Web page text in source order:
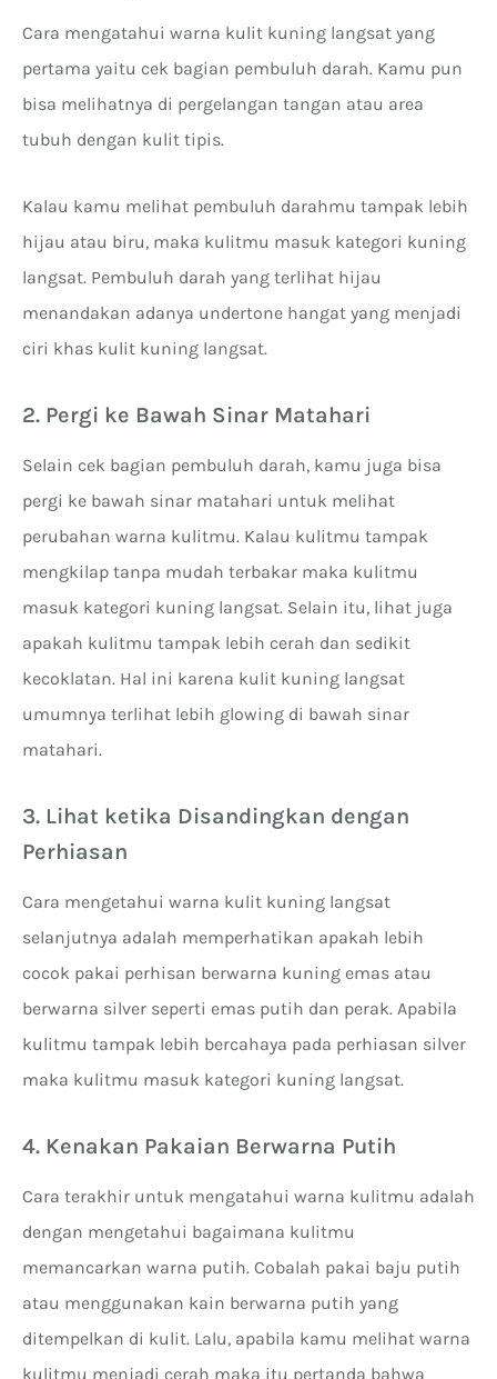
Cara mengatahui warna kulit kuning langsat yang
pertama yaitu cek bagian pembuluh darah. Kamu pun
bisa melihatnya di pergelangan tangan atau area
tubuh dengan kulit tipis.
Kalau kamu melihat pembuluh darahmu tampak lebih
hijau atau biru, maka kulitmu masuk kategori kuning
langsat. Pembuluh darah yang terlihat hijau
menandakan adanya undertone hangat yang menjadi
ciri khas kulit kuning langsat.
2. Pergi ke Bawah Sinar Matahari
Selain cek bagian pembuluh darah, kamu juga bisa
pergi ke bawah sinar matahari untuk melihat
perubahan warna kulitmu. Kalau kulitmu tampak
mengkilap tanpa mudah terbakar maka kulitmu
masuk kategori kuning langsat. Selain itu, lihat juga
apakah kulitmu tampak lebih cerah dan sedikit
kecoklatan. Hal ini karena kulit kuning langsat
umumnya terlihat lebih glowing di bawah sinar
matahari.
3. Lihat ketika Disandingkan dengan
Perhiasan
Cara mengetahui warna kulit kuning langsat
selanjutnya adalah memperhatikan apakah lebih
cocok pakai perhisan berwarna kuning emas atau
berwarna silver seperti emas putih dan perak. Apabila
kulitmu tampak lebih bercahaya pada perhiasan silver
maka kulitmu masuk kategori kuning langsat.
4. Kenakan Pakaian Berwarna Putih
Cara terakhir untuk mengatahui warna kulitmu adalah
dengan mengetahui bagaimana kulitmu
memancarkan warna putih. Cobalah pakai baju putih
atau menggunakan kain berwarna putih yang
ditempelkan di kulit. Lalu, apabila kamu melihat warna
kulitmu menjadi cerah maka itu pertanda bahwa